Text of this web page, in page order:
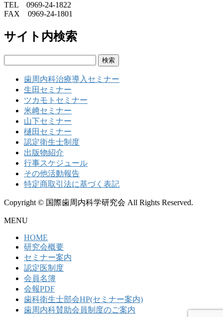
TEL 0969-24-1822
FAX 0969-24-1801
サイト内検索
歯周内科治療導入セミナー
生田セミナー
ツカモトセミナー
米﨑セミナー
山下セミナー
樋田セミナー
認定衛生士制度
出版物紹介
行事スケジュール
その他活動報告
特定商取引法に基づく表記
Copyright © 国際歯周内科学研究会 All Rights Reserved.
MENU
HOME
研究会概要
セミナー案内
認定医制度
会員名簿
会報PDF
歯科衛生士部会HP(セミナー案内)
歯周内科賛助会員制度のご案内